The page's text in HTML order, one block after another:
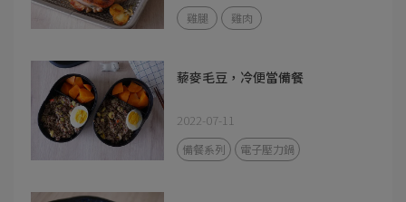
雞腿 雞肉
藜麥毛豆，冷便當備餐
2022-07-11
備餐系列 電子壓力鍋